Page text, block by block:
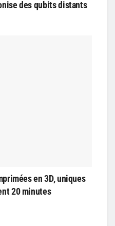
des qubits distants
en 3D, uniques
20 minutes